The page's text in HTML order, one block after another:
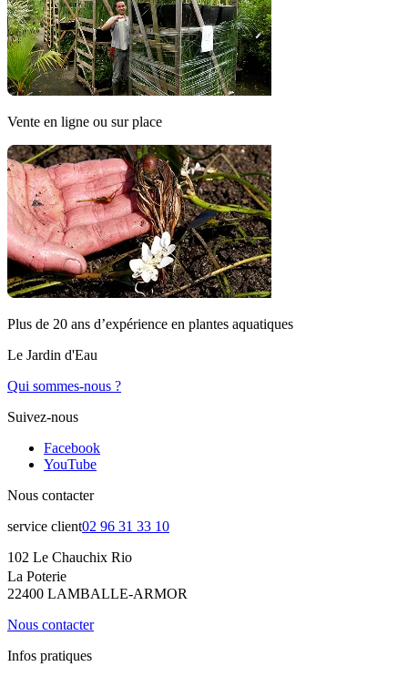
Vente en ligne ou sur place
Plus de 20 ans d’expérience en plantes aquatiques
Le Jardin d'Eau
Qui sommes-nous ?
Suivez-nous
Facebook
YouTube
Nous contacter
service client02 96 31 33 10
102 Le Chauchix Rio
La Poterie
22400 LAMBALLE-ARMOR
Nous contacter
Infos pratiques